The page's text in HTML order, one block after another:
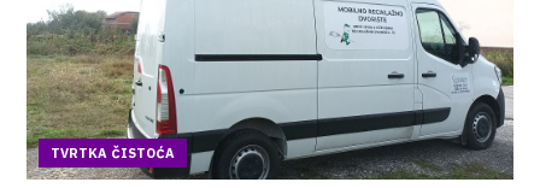
TVRTKA ČISTOĆA